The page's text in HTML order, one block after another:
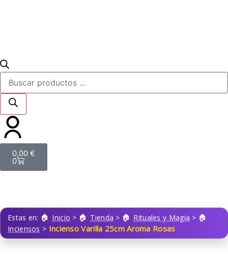
0,00 €
0
Estas en: Inicio > Tienda > Rituales y Magia >
Inciensos > Incienso Varilla 25cm Aroma Rosas